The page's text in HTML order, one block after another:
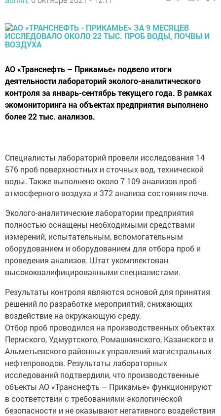
АО «Транснефть – Прикамье» подвело итоги
деятельности лабораторий эколого-аналитического
контроля за январь-сентябрь текущего года. В рамках
экомониторинга на объектах предприятия выполнено
более 22 тыс. анализов.
Специалисты лабораторий провели исследования 14
576 проб поверхностных и сточных вод, технической
воды. Также выполнено около 7 109 анализов проб
атмосферного воздуха и 372 анализа состояния почв.
Эколого-аналитические лаборатории предприятия
полностью оснащены необходимыми средствами
измерений, испытательным, вспомогательным
оборудованием и оборудованием для отбора проб и
проведения анализов. Штат укомплектован
высококвалифицированными специалистами.
Результаты контроля являются основой для принятия
решений по разработке мероприятий, снижающих
воздействие на окружающую среду.
Отбор проб проводился на производственных объектах
Пермского, Удмуртского, Ромашкинского, Казанского и
Альметьевского районных управлений магистральных
нефтепроводов. Результаты лабораторных
исследований подтвердили, что производственные
объекты АО «Транснефть – Прикамье» функционируют
в соответствии с требованиями экологической
безопасности и не оказывают негативного воздействия